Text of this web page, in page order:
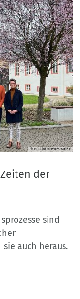
© KEB im Bistum Mainz
der
sind
auch heraus.